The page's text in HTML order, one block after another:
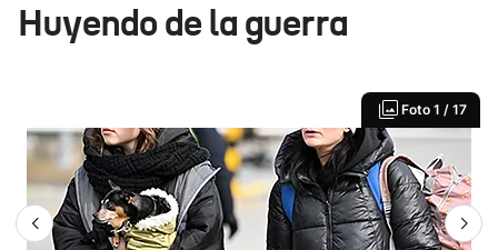
Huyendo de la guerra
Foto 1 / 17